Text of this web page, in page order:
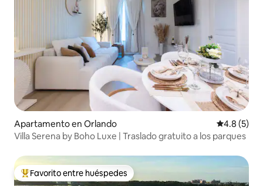
Apartamento en Orlando
4.8 (5)
Villa Serena by Boho Luxe | Traslado gratuito a los parques
Favorito entre huéspedes preferido
Favorito entre huéspedes